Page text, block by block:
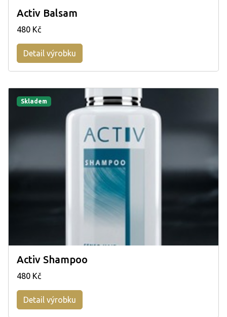
Activ Balsam
480 Kč
Detail výrobku
Skladem
Activ Shampoo
480 Kč
Detail výrobku